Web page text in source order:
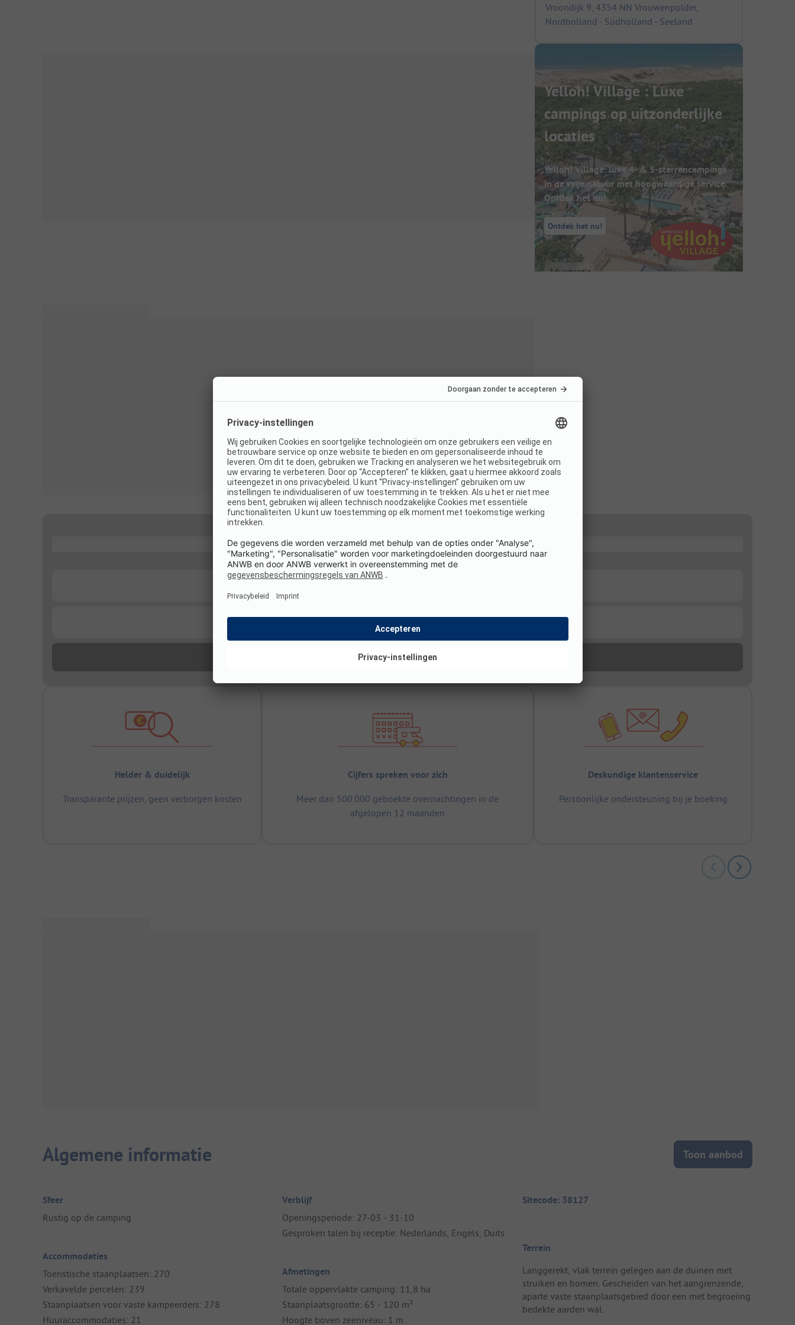
Vroondijk 9, 4354 NN Vrouwenpolder,
Nordholland - Südholland - Seeland
Yelloh! Village : Luxe
campings op uitzonderlijke
locaties
Yelloh! Village: luxe 4- & 5-sterrencampings
in de vrije natuur met hoogwaardige service.
Ontdek het nu!
Ontdek het nu!
Helder & duidelijk
Transparante prijzen, geen verborgen kosten
Cijfers spreken voor zich
Meer dan 500.000 geboekte overnachtingen in de
afgelopen 12 maanden
Deskundige klantenservice
Persoonlijke ondersteuning bij je boeking
Algemene informatie Toon aanbod
Sfeer
Rustig op de camping
Accommodaties
Toeristische staanplaatsen: 270
Verkavelde percelen: 239
Staanplaatsen voor vaste kampeerders: 278
Huuraccommodaties: 21
Verblijf
Openingsperiode: 27-03 - 31-10
Gesproken talen bij receptie: Nederlands, Engels, Duits
Afmetingen
Totale oppervlakte camping: 11,8 ha
Staanplaatsgrootte: 65 - 120 m²
Hoogte boven zeeniveau: 1 m
Sitecode: 38127
Terrein
Langgerekt, vlak terrein gelegen aan de duinen met
struiken en bomen. Gescheiden van het aangrenzende,
aparte vaste staanplaatsgebied door een met begroeiing
bedekte aarden wal.